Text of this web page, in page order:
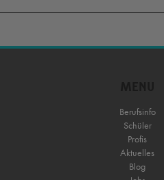
Berufsinfo
Schüler
Profis
Aktuelles
Blog